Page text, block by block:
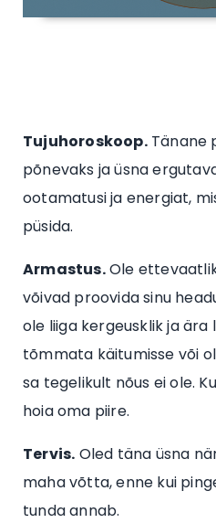
Tujuhoroskoop.Tänane
põnevaks ja üsna
ootamatusi ja energiat,
püsida.
Armastus.Ole
võivad proovida sinu
ole liiga kergeusklik ja ära
tõmmata käitumisse või
sa tegelikult nõus ei ole.
hoia oma piire.
Tervis. Oled täna üsna
maha võtta, enne kui
tunda annab.